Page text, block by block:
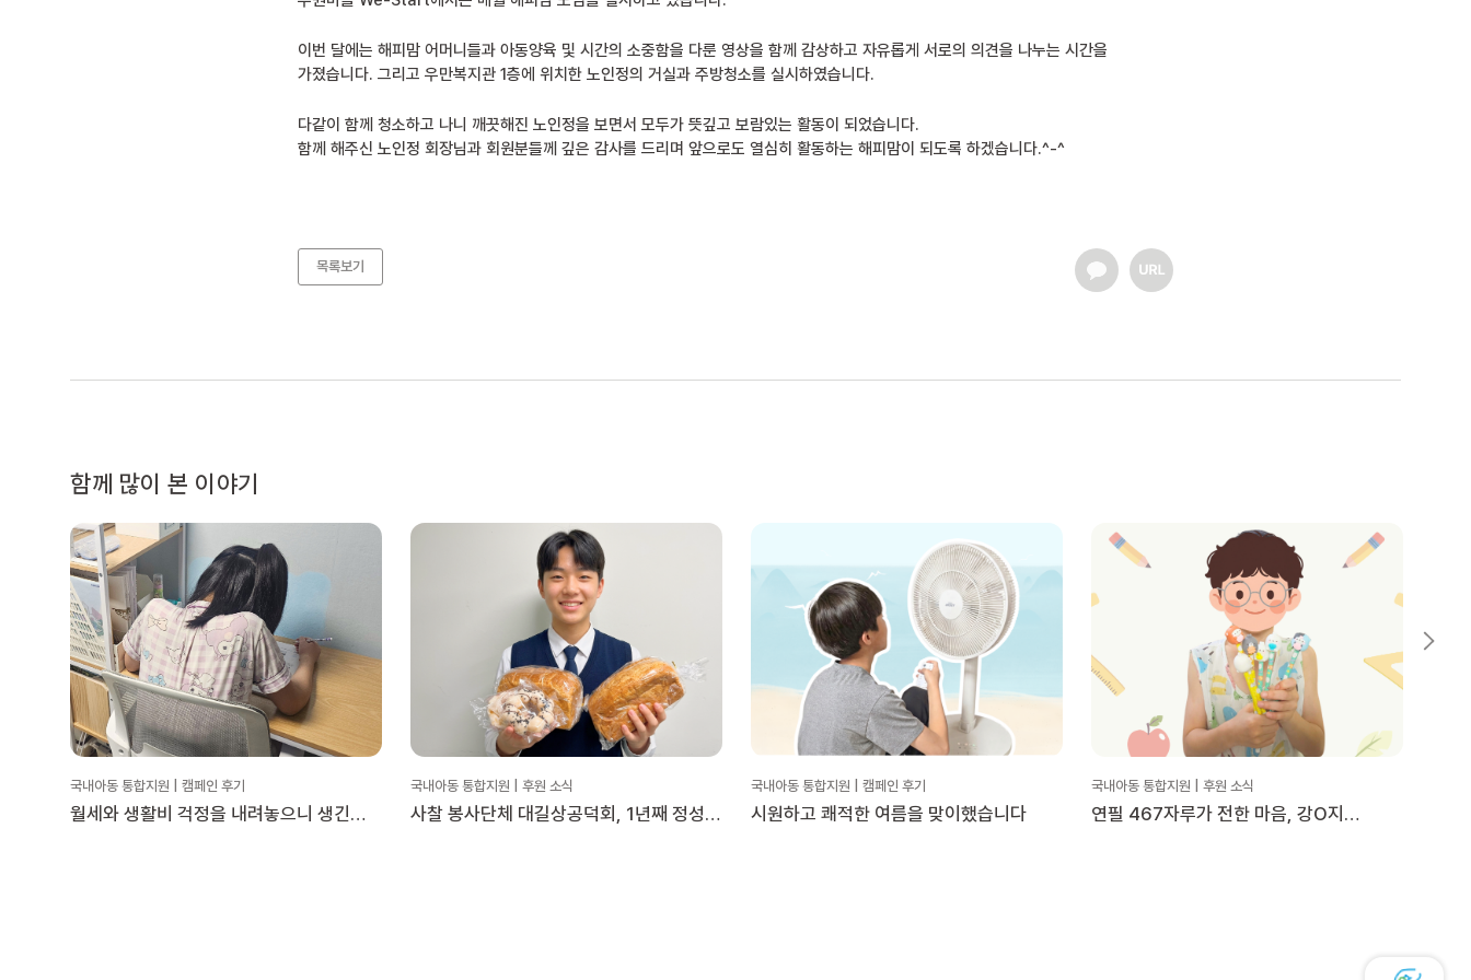
이번 달에는 해피맘 어머니들과 아동양육 및 시간의 소중함을 다룬 영상을 함께 감상하고 자유롭게 서로의 의견을 나누는 시간을
가졌습니다. 그리고 우만복지관 1층에 위치한 노인정의 거실과 주방청소를 실시하였습니다.
다같이 함께 청소하고 나니 깨끗해진 노인정을 보면서 모두가 뜻깊고 보람있는 활동이 되었습니다.
함께 해주신 노인정 회장님과 회원분들께 깊은 감사를 드리며 앞으로도 열심히 활동하는 해피맘이 되도록 하겠습니다.^-^
목록보기
함께 많이 본 이야기
국내아동 통합지원 | 캠페인 후기
월세와 생활비 걱정을 내려놓으니 생긴
국내아동 통합지원 | 후원 소식
사찰 봉사단체 대길상공덕회, 1년째 정성을
국내아동 통합지원 | 캠페인 후기
시원하고 쾌적한 여름을 맞이했습니다
국내아동 통합지원 | 후원 소식
연필 467자루가 전한 마음, 강O지